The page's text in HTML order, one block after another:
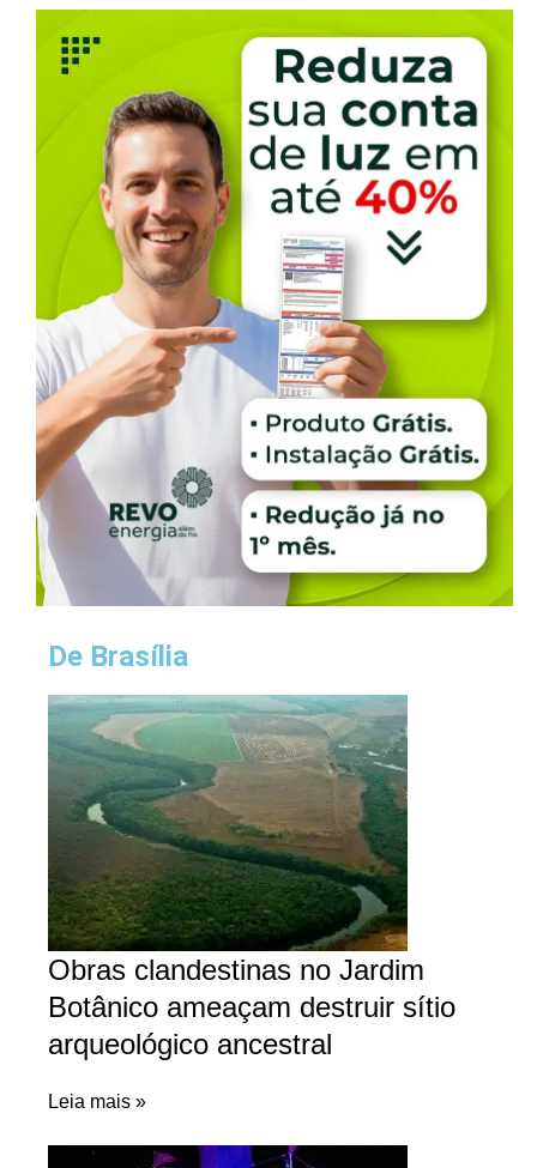
De Brasília
Obras clandestinas no Jardim
Botânico ameaçam destruir sítio
arqueológico ancestral
Leia mais »